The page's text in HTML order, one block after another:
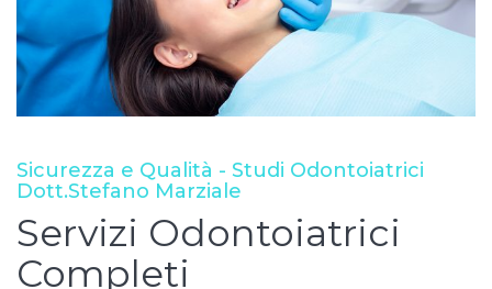
Sicurezza e Qualità - Studi Odontoiatrici
Dott.Stefano Marziale
Servizi Odontoiatrici
Completi